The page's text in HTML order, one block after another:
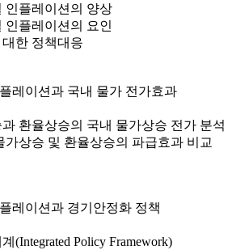
인플레이션의 양상
인플레이션의 요인
한 정책대응
레이션과 국내 물가 전가효과
환율상승의 국내 물가상승 전가 분석
가상승 및 환율상승의 파급효과 비교
레이션과 경기안정화 정책
(Integrated Policy Framework)